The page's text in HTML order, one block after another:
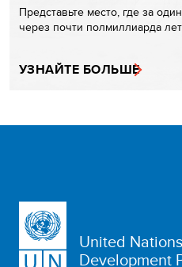
Представьте место, где за
через почти полмиллиарда
УЗНАЙТЕ БОЛЬШЕ
United Nations
Development